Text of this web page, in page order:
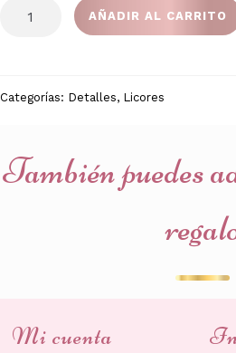
AÑADIR AL CARRITO
Categorías: Detalles, Licores
También puedes
Mi cuenta